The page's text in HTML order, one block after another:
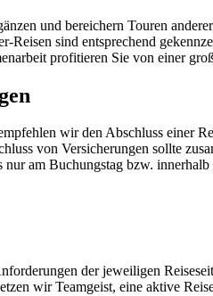
und bereichern Touren
Reisen sind entsprechend
profitieren Sie von einer
wir den Abschluss einer
von Versicherungen sollte
nur am Buchungstag bzw.
der jeweiligen
wir Teamgeist, eine aktive